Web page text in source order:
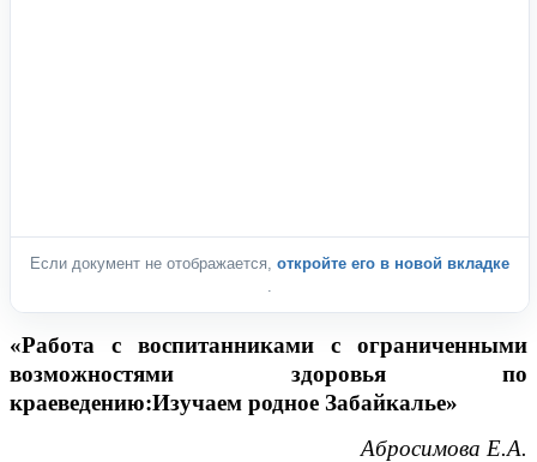
Если документ не отображается, откройте его в новой вкладке
«Работа с воспитанниками с ограниченными
возможностями здоровья по
краеведению:Изучаем родное Забайкалье»
Абросимова Е.А.